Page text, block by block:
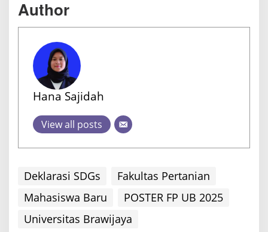
Author
Hana Sajidah
View all posts
Deklarasi SDGs
Fakultas Pertanian
Mahasiswa Baru
POSTER FP UB 2025
Universitas Brawijaya